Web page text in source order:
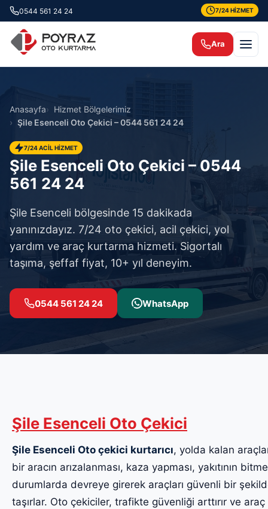
0544 561 24 24 7/24 HİZMET
Ara
Anasayfa
Hizmet Bölgelerimiz
Şile Esenceli Oto Çekici – 0544 561 24 24
7/24 ACİL HİZMET
Şile Esenceli Oto Çekici – 0544
561 24 24
Şile Esenceli bölgesinde 15 dakikada
yanınızdayız. 7/24 oto çekici, acil çekici, yol
yardım ve araç kurtarma hizmeti. Sigortalı
taşıma, şeffaf fiyat, 10+ yıl deneyim.
0544 561 24 24 WhatsApp
Şile Esenceli Oto Çekici
Şile Esenceli Oto çekici kurtarıcı, yolda kalan
bir aracın arızalanması, kaza yapması, yakıtının
durumlarda devreye girerek araçları güvenli bir
taşırlar. Oto çekiciler, trafikte güvenliği arttırır ve